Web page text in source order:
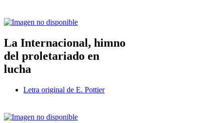
La Internacional, himno
del proletariado en
lucha
Letra original de E. Pottier